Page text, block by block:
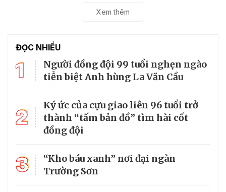
Xem thêm
ĐỌC NHIỀU
1
Người đồng đội 99 tuổi nghẹn ngào
tiễn biệt Anh hùng La Văn Cầu
2
Ký ức của cựu giao liên 96 tuổi trở
thành “tấm bản đồ” tìm hài cốt
đồng đội
3
“Kho báu xanh” nơi đại ngàn
Trường Sơn